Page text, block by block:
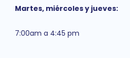
Martes, miércoles y jueves:
7:00am a 4:45 pm